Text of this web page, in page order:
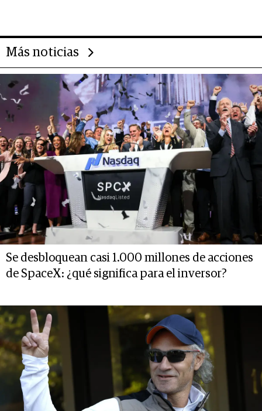
Más noticias
Se desbloquean casi 1.000 millones de acciones
de SpaceX: ¿qué significa para el inversor?